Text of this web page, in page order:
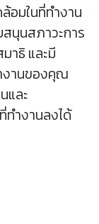
อมในที่ทำงาน
นุนสภาวะการ
าธิ และมี
งานของคุณ
และ
ทำงานลงได้